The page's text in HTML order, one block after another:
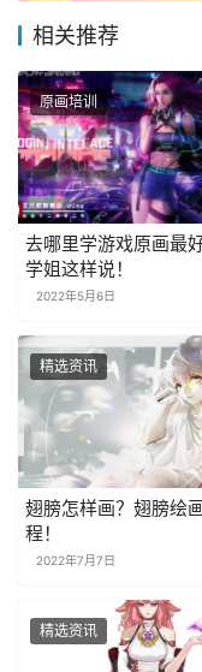
相关推荐
原画培训
去哪里学游戏原画最好
学姐这样说！
2022年5月6日
精选资讯
翅膀怎样画？翅膀绘
程！
2022年7月7日
精选资讯